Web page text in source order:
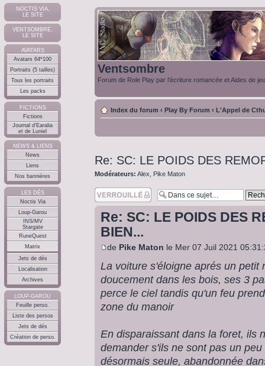
NOCTIS VIA,
LE SITE
VENTSOMBRE,
LE SITE
AVATARS
Avatars 64*100
Portraits (5 tailles)
Tous les portraits
Les packs
FICTIONS
Fictions
Journal d'Earalia
et de Luniel
NEWS & LIENS
News
Liens
Nos bannières
LES DÉS
Noctis Via
Loup-Garou
INS/MV
Stargate
RuneQuest
Matrix
Jets de dés
Localisation
Archives
LOUP-GAROU
Feuille perso.
Liste des persos
Jets de dés
Création de perso.
Ventsombre
Forum de Role Play par l'écriture romancée et Aides de
Index du forum ‹ Play By Forum ‹ L'Appel de
Re: SC: LE POIDS DES
Modérateurs: Alex Pike Maton
Sujet verouillé
Re: SC: LE POIDS DES
BIEN...
de Pike Maton le Mer 07 Juil 2021
La voiture s'éloigne aprés un petit
doucement dans les bois, ses 3
perce le ciel tandis qu'un feu
zone du manoir
En disparaissant dans la foret, ils
demander s'ils ne sont pas un
désormais seule, abandonnée